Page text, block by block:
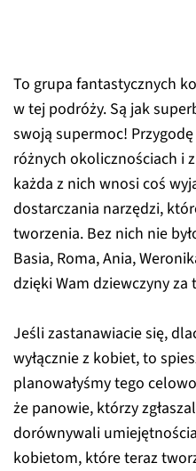
To grupa fantastycznych
w tej podróży. Są jak
swoją supermoc!
różnych okolicznościach i
każda z nich wnosi coś
dostarczania narzędzi,
tworzenia. Bez nich nie
Basia, Roma, Ania,
dzięki Wam dziewczyny
Jeśli zastanawiacie się,
wyłącznie z kobiet, to
planowałyśmy tego
że panowie, którzy
dorównywali
kobietom, które teraz